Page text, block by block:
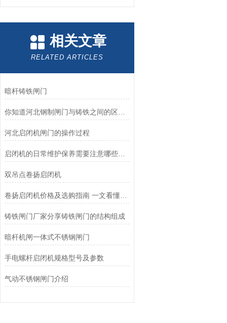
相关文章
RELATED ARTICLES
暗杆铸铁闸门
河北启闭机闸门的操作过程
启闭机的日常维护保养需要注意哪些方面？
双吊点卷扬启闭机
卷扬启闭机价格及选购指南 一文看懂影响因素
铸铁闸门厂家分享铸铁闸门的结构组成
暗杆机闸一体式不锈钢闸门
手电螺杆启闭机规格型号及参数
气动不锈钢闸门介绍